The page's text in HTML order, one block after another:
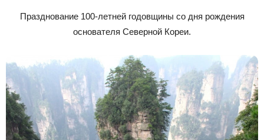
Празднование 100-летней годовщины со дня рождения
основателя Северной Кореи.